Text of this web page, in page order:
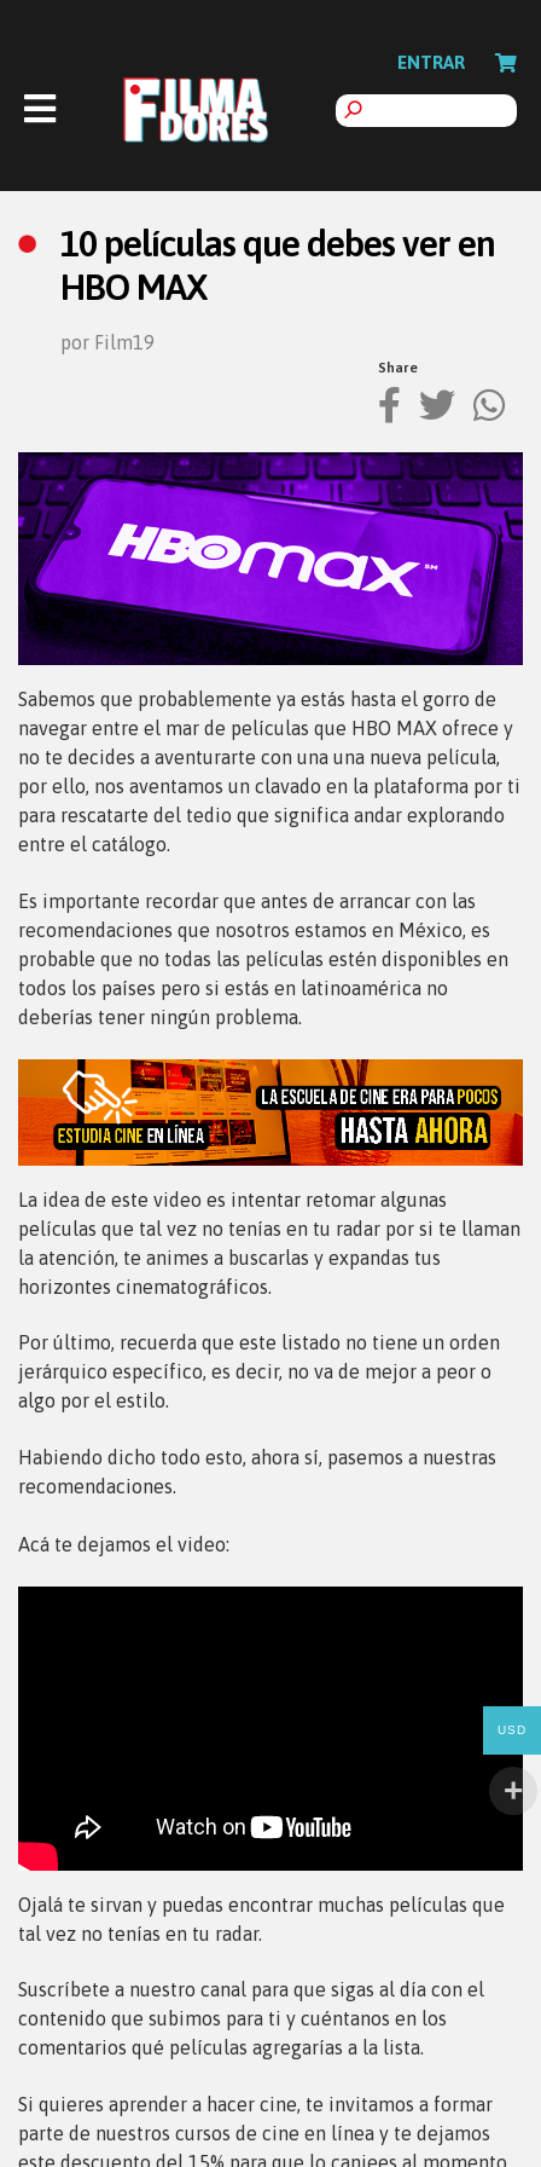
ENTRAR
10 películas que debes ver en
HBO MAX
por Film19
Share
Sabemos que probablemente ya estás hasta el gorro de
navegar entre el mar de películas que HBO MAX ofrece y
no te decides a aventurarte con una una nueva película,
por ello, nos aventamos un clavado en la plataforma por ti
para rescatarte del tedio que significa andar explorando
entre el catálogo.
Es importante recordar que antes de arrancar con las
recomendaciones que nosotros estamos en México, es
probable que no todas las películas estén disponibles en
todos los países pero si estás en latinoamérica no
deberías tener ningún problema.
La idea de este video es intentar retomar algunas
películas que tal vez no tenías en tu radar por si te llaman
la atención, te animes a buscarlas y expandas tus
horizontes cinematográficos.
Por último, recuerda que este listado no tiene un orden
jerárquico específico, es decir, no va de mejor a peor o
algo por el estilo.
Habiendo dicho todo esto, ahora sí, pasemos a nuestras
recomendaciones.
Acá te dejamos el video:
Ojalá te sirvan y puedas encontrar muchas películas que
tal vez no tenías en tu radar.
Suscríbete a nuestro canal para que sigas al día con el
contenido que subimos para ti y cuéntanos en los
comentarios qué películas agregarías a la lista.
Si quieres aprender a hacer cine, te invitamos a formar
parte de nuestros cursos de cine en línea y te dejamos
este descuento del 15% para que lo canjees al momento
USD